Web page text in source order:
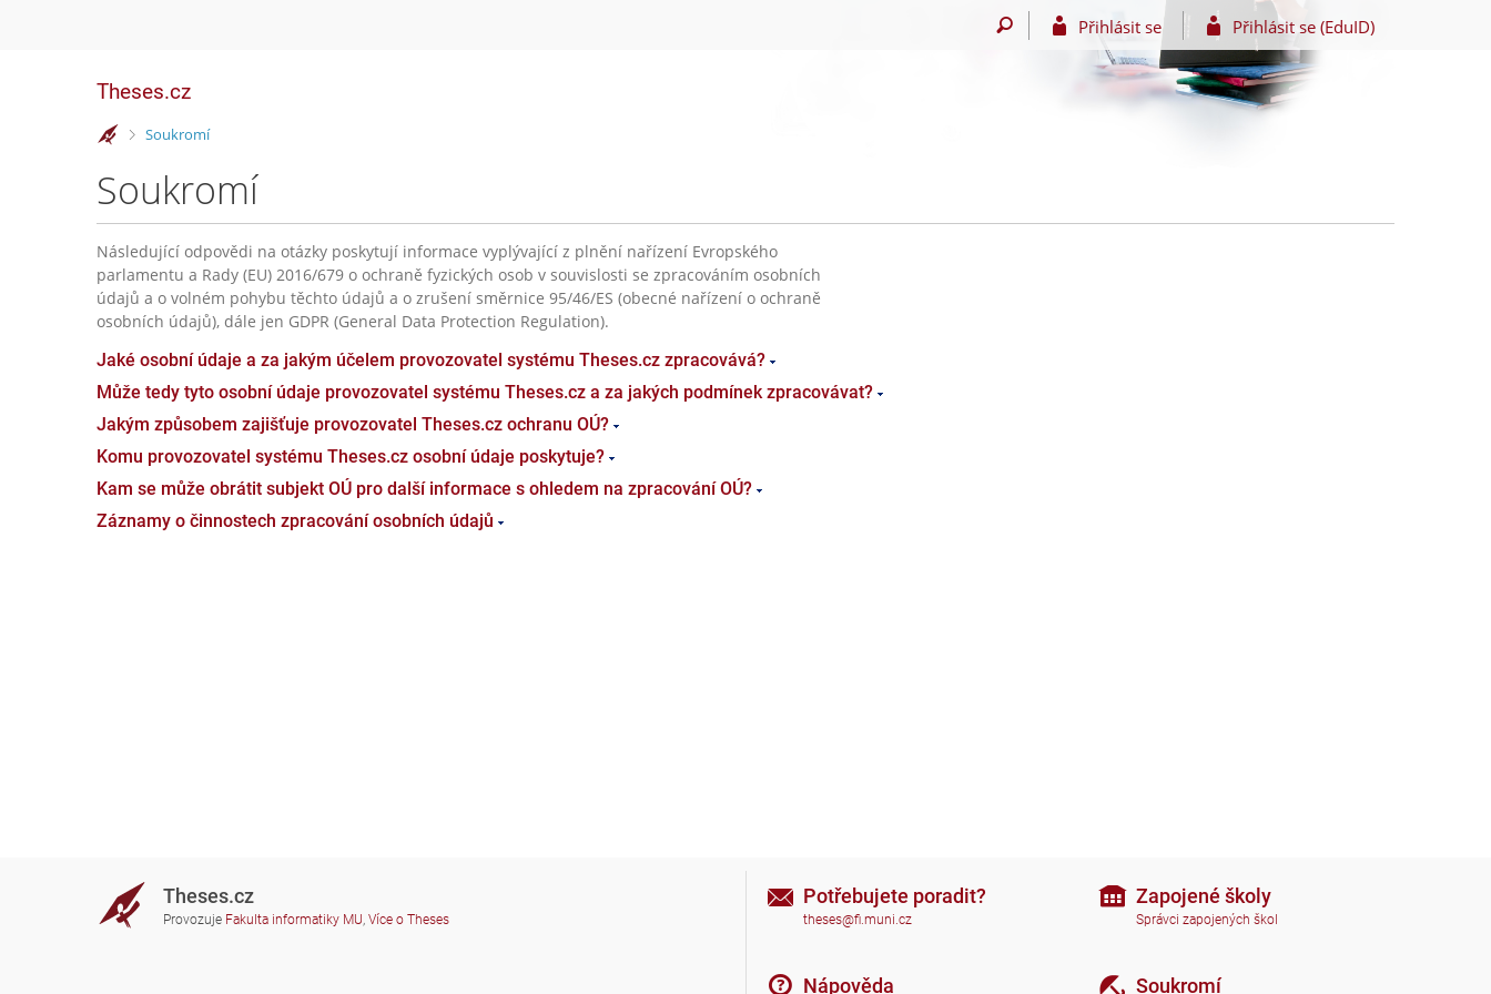
Přihlásit se Přihlásit se (EduID)
Theses.cz
>
Soukromí
Soukromí
Následující odpovědi na otázky poskytují informace vyplývající z plnění nařízení Evropského
parlamentu a Rady (EU) 2016/679 o ochraně fyzických osob v souvislosti se zpracováním osobních
údajů a o volném pohybu těchto údajů a o zrušení směrnice 95/46/ES (obecné nařízení o ochraně
osobních údajů), dále jen GDPR (General Data Protection Regulation).
Jaké osobní údaje a za jakým účelem provozovatel systému Theses.cz zpracovává?
Může tedy tyto osobní údaje provozovatel systému Theses.cz a za jakých podmínek zpracovávat?
Jakým způsobem zajišťuje provozovatel Theses.cz ochranu OÚ?
Komu provozovatel systému Theses.cz osobní údaje poskytuje?
Kam se může obrátit subjekt OÚ pro další informace s ohledem na zpracování OÚ?
Záznamy o činnostech zpracování osobních údajů
Theses.cz
Provozuje Fakulta informatiky MU, Více o Theses
Potřebujete poradit?
theses@fi.muni.cz
Nápověda
Zapojené školy
Správci zapojených škol
Soukromí